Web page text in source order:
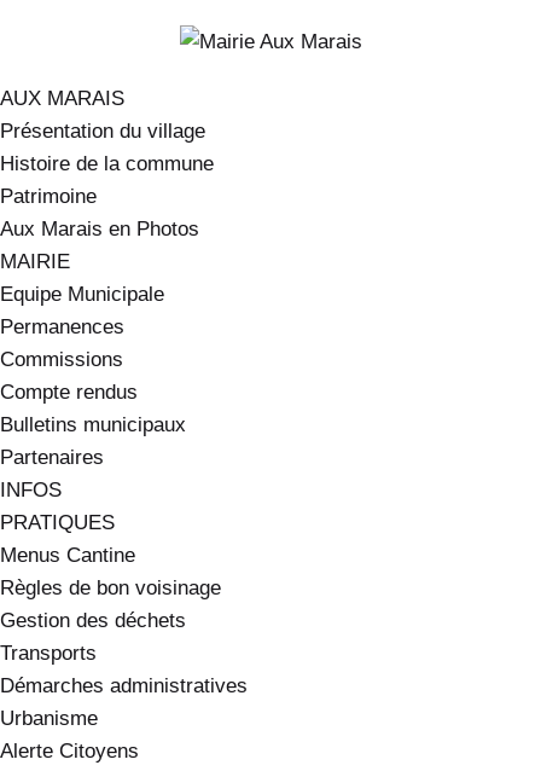
AUX MARAIS
Présentation du village
Histoire de la commune
Patrimoine
Aux Marais en Photos
MAIRIE
Equipe Municipale
Permanences
Commissions
Compte rendus
Bulletins municipaux
Partenaires
INFOS
PRATIQUES
Menus Cantine
Règles de bon voisinage
Gestion des déchets
Transports
Démarches administratives
Urbanisme
Alerte Citoyens